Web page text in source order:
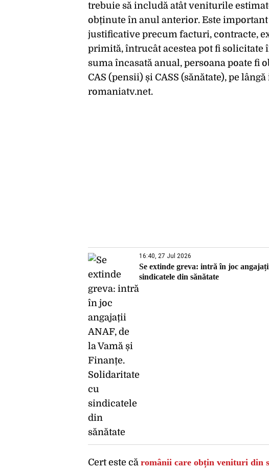
trebuie să includă atât veniturile
obținute în anul anterior. Este
justificative precum facturi, contracte,
primită, întrucât acestea pot fi
suma încasată anual, persoana poate fi
CAS (pensii) și CASS (sănătate), pe
romaniatv.net.
16:40, 27 Jul 2026
Se extinde greva: intră în joc
sindicatele din sănătate
Cert este că românii care obțin venituri din